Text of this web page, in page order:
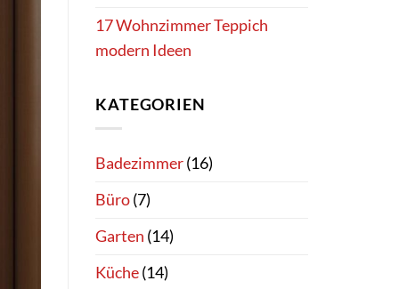
17 Wohnzimmer Teppich
modern Ideen
KATEGORIEN
Badezimmer(16)
Büro(7)
Garten (14)
Küche(14)